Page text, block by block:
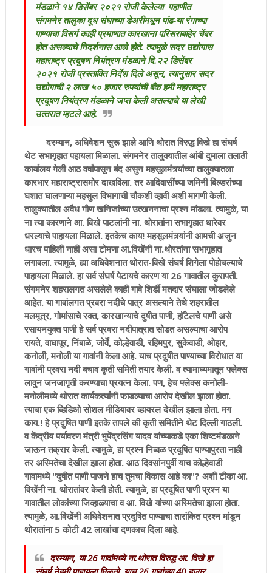
मंडळाने १४ डिसेंबर २०२१ रोजी केलेल्‍या पहाणीत
संगमनेर तालुका दूध संघाच्‍या डेअरीमधून पांढ-या रंगाच्‍या
पाण्‍याचा विसर्ग काही प्रमाणात कारखाना परिसराबाहेर चेंबर
होत असल्‍याचे निदर्शनास आले होते. त्‍यामुळे सदर उद्योगास
महाराष्‍ट्र प्रदूषण नियंत्रण मंडळाने दि.२२ डिसेंबर
२०२१ रोजी प्रस्‍तावित निर्देश दिले असून, त्‍यानुसार सदर
उद्योगाची २ लाख ५० हजार रुपयांची बँक हमी महाराष्‍ट्र
प्रदूषण नियंत्रण मंडळाने जप्‍त केली असल्‍याचे या लेखी
उत्‍तरात म्‍हटले आहे.
दरम्यान, अधिवेशन सुरू झाले आणि थोरात विरुद्ध विखे हा संघर्ष
थेट सभागृहात पहायला मिळाला. संगमनेर तालुक्यातील आंबी दुमाला तलाठी
कार्यालय गेली आठ वर्षांपासून बंद असुन महसूलमंत्र्यांच्या तालुक्यातला
कारभार महाराष्ट्रासमोर दाखविला. तर आदिवासींच्या जमिनी बिल्डरांच्या
घशात घालणाऱ्या महसुल विभागाची चौकशी व्हावी अशी मागणी केली.
तालुक्यातील अवैध गौण खनिजांच्या उत्खननाचा प्रश्न मांडला. त्यामुळे, या
ना त्या कारणाने आ. विखे पाटलांनी ना. थोरातांना सभागृहात धारेवर
धरल्याचे पाहायला मिळाले. इतकेच काय! महसूलमंत्र्यांनी आमची अजुन
धारच पाहिली नाही असा टोमणा आ.विखेंनी ना.थोरतांना सभागृहात
लगावला. त्यामुळे, ह्या अधिवेशनात थोरात-विखे संघर्ष शिगेला पोहोचल्याचे
पाहायला मिळाले. हा सर्व संघर्ष पेटायचे कारण या 26 गावातील कुरापती.
संगमनेर शहरालगत असलेले काही गावे शिर्डी मतदार संघाला जोडलेले
आहेत. या गावांलगत प्रवरा नदीचे पात्र असल्याने तेथे शहरातील
मलमूत्र, गोमांसाचे रक्त, कारखान्याचे दुषीत पाणी, हॉटेलचे पाणी असे
रसायनयुक्त पाणी हे सर्व प्रवरा नदीपात्रात सोडत असल्याचा आरोप
रायते, वाघापूर, निंबाळे, जोर्वे, कोल्हेवाडी, रहिमपुर, सुकेवाडी, ओझर,
कनोली, मनोली या गावांनी केला आहे. याच प्रदुषीत पाण्याच्या विरोधात या
गावांनी प्रवरा नदी बचाव कृती समिती तयार केली. व त्यामाध्यमातून फ्लेक्स
लावुन जनजागृती करण्याचा प्रयत्न केला. पण, हेच फ्लेक्स कनोली-
मनोलीमध्ये थोरात कार्यकर्त्यांनी फाडल्याचा आरोप देखील झाला होता.
त्याचा एक व्हिडिओ सोशल मीडियावर व्हायरल देखील झाला होता. मग
काय.! हे प्रदुषित पाणी इतके तापले की कृती समितीने थेट दिल्ली गाठली.
व केंद्रीय पर्यावरण मंत्री भुपेंद्रसिंग यादव यांच्याकडे एका शिष्टमंडळाने
जाऊन तक्रार केली. त्यामुळे, हा प्रश्न निव्वळ प्रदुषित पाण्यापुरता नाही
तर अस्मितेचा देखील झाला होता. आठ दिवसांनपुर्वी याच कोल्हेवाडी
गावामध्ये "दुषीत पाणी पाजणे हाच तुमचा विकास आहे का"? अशी टीका आ.
विखेंनी ना. थोरातांवर केली होती. त्यामुळे, हा प्रदूषित पाणी प्रश्न या
गावातील लोकांच्या जिव्हाळ्याचा व आ. विखे यांच्या अस्मितेचा झाला होता.
त्यामुळे, आ.विखेंनी अधिवेशनात प्रदुषित पाण्याचा तारांकित प्रश्न मांडून
थोरातांना 5 कोटी 42 लाखांचा दणकाच दिला आहे.
दरम्यान, या 26 गावांमध्ये ना.थोरात विरुद्ध आ. विखे हा